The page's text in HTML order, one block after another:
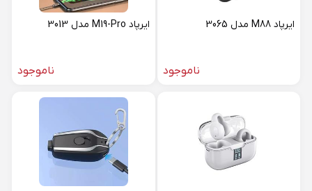
ایرپاد M88 مدل 3065
ناموجود
ایرپاد M19-Pro مدل 3013
ناموجود